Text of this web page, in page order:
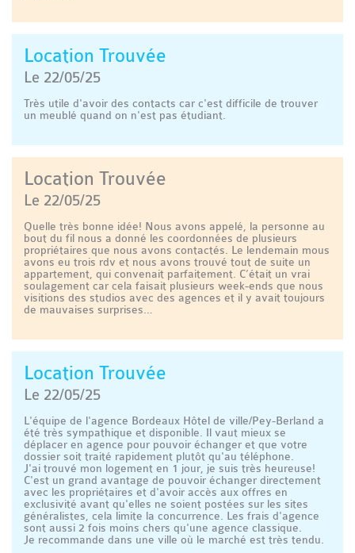
Location Trouvée
Le 22/05/25
Très utile d'avoir des contacts car c'est difficile de trouver
un meublé quand on n'est pas étudiant.
Location Trouvée
Le 22/05/25
Quelle très bonne idée! Nous avons appelé, la personne au
bout du fil nous a donné les coordonnées de plusieurs
propriétaires que nous avons contactés. Le lendemain mous
avons eu trois rdv et nous avons trouvé tout de suite un
appartement, qui convenait parfaitement. C’était un vrai
soulagement car cela faisait plusieurs week-ends que nous
visitions des studios avec des agences et il y avait toujours
de mauvaises surprises…
Location Trouvée
Le 22/05/25
L'équipe de l'agence Bordeaux Hôtel de ville/Pey-Berland a
été très sympathique et disponible. Il vaut mieux se
déplacer en agence pour pouvoir échanger et que votre
dossier soit traité rapidement plutôt qu'au téléphone.
J'ai trouvé mon logement en 1 jour, je suis très heureuse!
C'est un grand avantage de pouvoir échanger directement
avec les propriétaires et d'avoir accès aux offres en
exclusivité avant qu'elles ne soient postées sur les sites
généralistes, cela limite la concurrence. Les frais d'agence
sont aussi 2 fois moins chers qu'une agence classique.
Je recommande dans une ville où le marché est très tendu.